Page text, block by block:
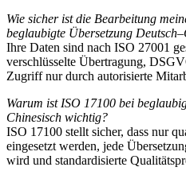
Wie sicher ist die Bearbeitung
beglaubigte Übersetzung
Ihre Daten sind nach ISO 27001
verschlüsselte Übertragung,
Zugriff nur durch autorisierte
Warum ist ISO 17100 bei
Chinesisch wichtig?
ISO 17100 stellt sicher, dass nur
eingesetzt werden, jede
wird und standardisierte